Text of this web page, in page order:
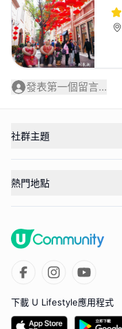
發表第一個留言...
社群主題
熱門地點
下載 U Lifestyle應用程式